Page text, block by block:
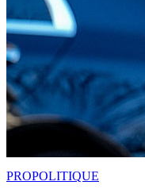
PROPOLITIQUE